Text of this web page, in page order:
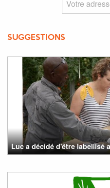
SUGGESTIONS
Luc a décidé d'être labellisé